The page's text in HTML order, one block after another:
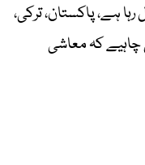
ہے، پاکستان، ترکی،
کہ معاشی